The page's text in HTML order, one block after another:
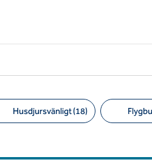
Husdjursvänligt (18)